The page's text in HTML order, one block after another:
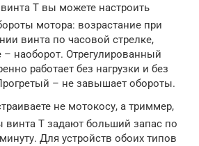
T вы можете настроить
мотора: возрастание при
винта по часовой стрелке,
наоборот. Отрегулированный
работает без нагрузки и без
– не завышает обороты.
не мотокосу, а триммер,
винта T задают больший запас по
Для устройств обоих типов